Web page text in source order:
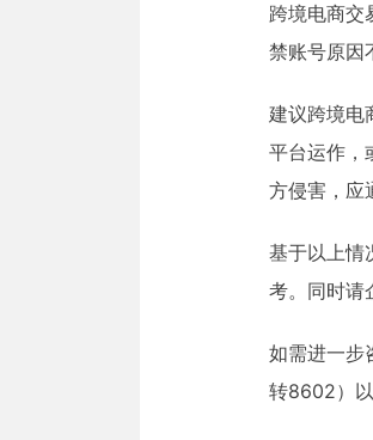
跨境电商交
禁账号原因
建议跨境电
平台运作，
方侵害，应
基于以上情
考。同时请
如需进一
转8602）